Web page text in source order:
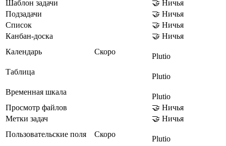
Шаблон задачи
🤝 Ничья
Подзадачи
🤝 Ничья
Список
🤝 Ничья
Канбан-доска
🤝 Ничья
Календарь
Скоро
Plutio
Таблица
Plutio
Временная шкала
Plutio
Просмотр файлов
🤝 Ничья
Метки задач
🤝 Ничья
Пользовательские поля
Скоро
Plutio